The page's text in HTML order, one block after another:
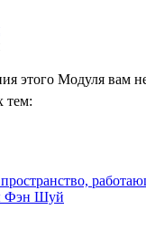
этого Модуля вам
тем:
Фэн Шуй